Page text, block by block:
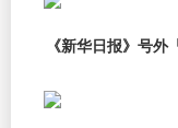
《新华日报》号